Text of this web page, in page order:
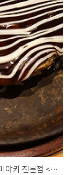
[일본/후쿠오카] 킷테 하카타 9층 오코노미야키 전문점 <코테키치(こて吉)>